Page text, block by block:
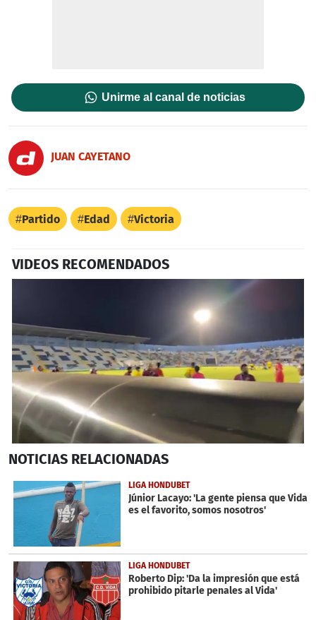
Unirme al canal de noticias
JUAN CAYETANO
Partido Edad Victoria
VIDEOS RECOMENDADOS
seconds
12
minutes,
seconds
NOTICIAS RELACIONADAS
LIGA HONDUBET
Júnior Lacayo: 'La gente piensa que Vida
es el favorito, somos nosotros'
LIGA HONDUBET
Roberto Dip: 'Da la impresión que está
prohibido pitarle penales al Vida'